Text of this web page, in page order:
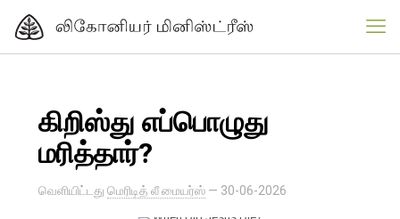
கிறிஸ்து எப்பொழுது
மரித்தார்?
வெளியிட்டது மெரிடித் லீ மையர்ஸ் — 30-06-2026